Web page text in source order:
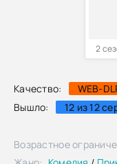
Качество:
WEB-
Вышло:
12 из 12
2
Возрастное